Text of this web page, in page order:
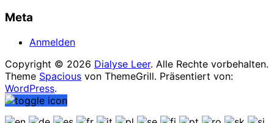
Meta
Anmelden
Copyright © 2026 Dialyse Leer. Alle Rechte vorbehalten.
Theme Spacious von ThemeGrill. Präsentiert von:
WordPress.